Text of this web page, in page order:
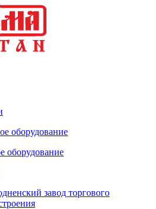
оборудование
оборудование
завод торгового